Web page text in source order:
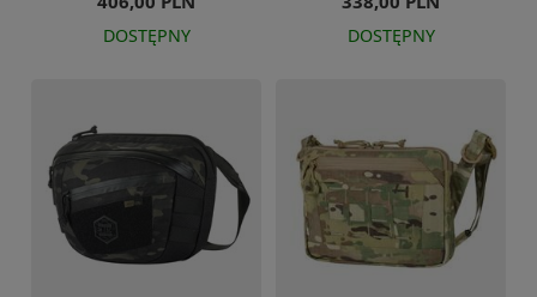
DOSTĘPNY DOSTĘPNY